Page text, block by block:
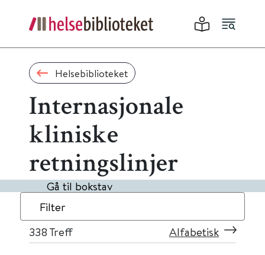
Helsebiblioteket
Internasjonale
kliniske
retningslinjer
Gå til bokstav
Filter
338 Treff Alfabetisk